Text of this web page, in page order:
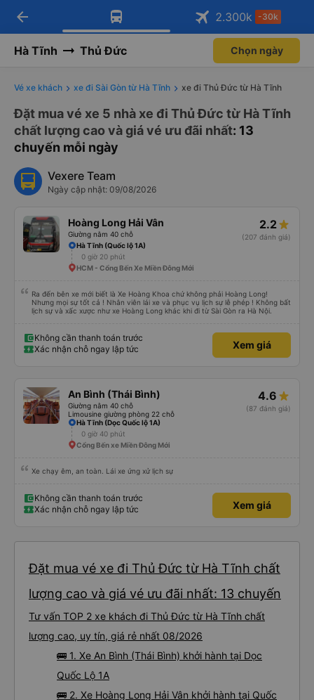
Tải app Vexere ngay!
Nhận ưu đãi thành viên độc
Mở app
Tải app Vexere
-30k/ghế khi đặt vé máy bay qua
Mở app
arrow_back 2.300k -30k
Hà Tĩnh Thủ Đức Chọn ngày
Vé xe khách xe đi Sài Gòn từ Hà Tĩnh xe đi Thủ Đức từ Hà Tĩnh
Đặt mua vé xe 5 nhà xe đi Thủ Đức từ Hà Tĩnh
chất lượng cao và giá vé ưu đãi nhất: 13
chuyến mỗi ngày
Vexere Team
Ngày cập nhật: 09/08/2026
Hoàng Long Hải Vân
Giường nằm 40 chỗ
2.2
(207 đánh giá)
Hà Tĩnh (Quốc lộ 1A)
0 giờ 20 phút
HCM - Cổng Bến Xe Miền Đông Mới
Ra đến bên xe mới biết là Xe Hoàng Khoa chứ không phải Hoàng Long!
Nhưng mọi sự tốt cả ! Nhân viên lái xe và phục vụ lịch sự lễ phép ! Không bất
lịch sự và xấc xược như xe Hoàng Long khác khi đi từ Sài Gòn ra Hà Nội.
Không cần thanh toán trước
Xác nhận chỗ ngay lập tức
Xem giá
An Bình (Thái Bình)
Giường nằm 40 chỗ
Limousine giường phòng 22 chỗ
4.6
(87 đánh giá)
Hà Tĩnh (Dọc Quốc lộ 1A)
0 giờ 40 phút
Cổng Bến xe Miền Đông Mới
Xe chạy êm, an toàn. Lái xe ứng xử lịch sự
Không cần thanh toán trước
Xác nhận chỗ ngay lập tức
Xem giá
Đặt mua vé xe đi Thủ Đức từ Hà Tĩnh chất
lượng cao và giá vé ưu đãi nhất: 13 chuyến
Tư vấn TOP 2 xe khách đi Thủ Đức từ Hà Tĩnh chất
lượng cao, uy tín, giá rẻ nhất 08/2026
🚌 1. Xe An Bình (Thái Bình) khởi hành tại Dọc
Quốc Lộ 1A
🚌 2. Xe Hoàng Long Hải Vân khởi hành tại Quốc